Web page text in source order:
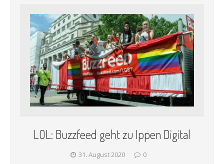
LOL: Buzzfeed geht zu Ippen Digital
31. August 2020 0